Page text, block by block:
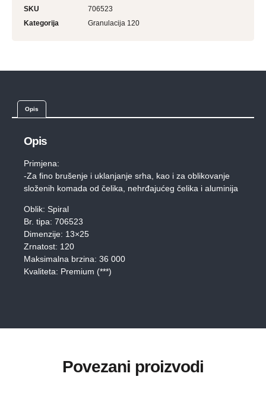
SKU
706523
Kategorija
Granulacija 120
Opis
Opis
Primjena:
-Za fino brušenje i uklanjanje srha, kao i za oblikovanje
složenih komada od čelika, nehrđajućeg čelika i aluminija
Oblik: Spiral
Br. tipa: 706523
Dimenzije: 13×25
Zrnatost: 120
Maksimalna brzina: 36 000
Kvaliteta: Premium (***)
Povezani proizvodi